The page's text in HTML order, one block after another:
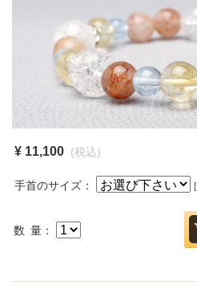
¥ 11,100 (税込)
手首のサイズ：
数 量：